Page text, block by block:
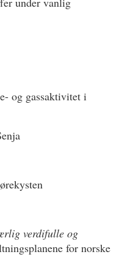
og gassaktivitet i
verdifulle og
for norske